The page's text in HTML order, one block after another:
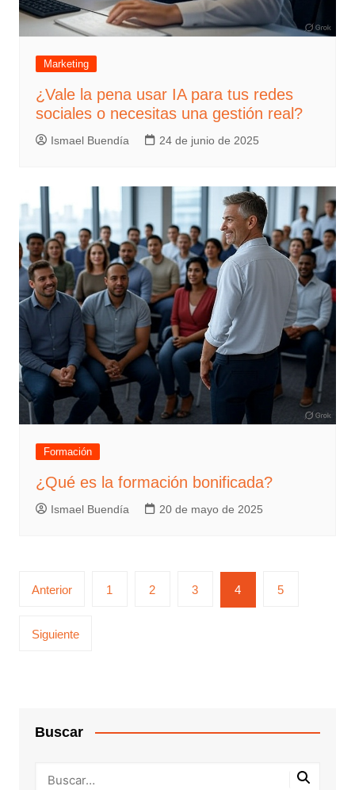
Marketing
¿Vale la pena usar IA para tus redes
sociales o necesitas una gestión real?
Ismael Buendía 24 de junio de 2025
Formación
¿Qué es la formación bonificada?
Ismael Buendía 20 de mayo de 2025
Anterior 1 2 3 4 5
Siguiente
Buscar